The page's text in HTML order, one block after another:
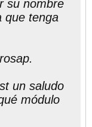
su nombre
que tenga
un saludo
módulo